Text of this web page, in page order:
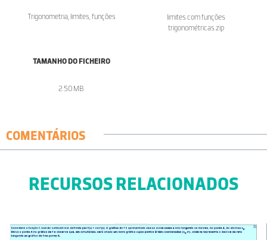
Trigonometria, limites, funções
limites com funções
trigonométricas.zip
TAMANHO DO FICHEIRO
2.50 MB
COMENTÁRIOS
RECURSOS RELACIONADOS